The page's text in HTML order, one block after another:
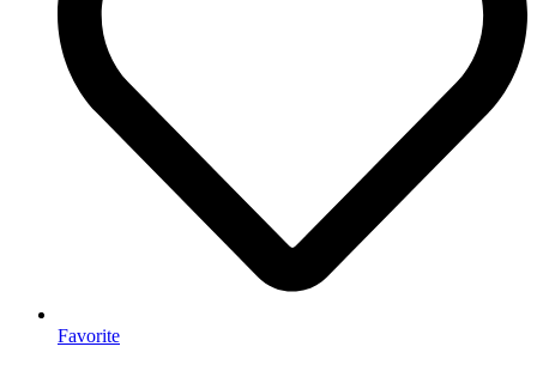
Favorite